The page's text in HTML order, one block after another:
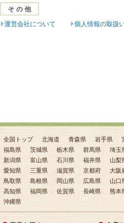
そ の 他
運営会社について
個人情報の取扱
全国トップ 北海道 青森県 岩手県
福島県
茨城県 栃木県 群馬県 埼玉
新潟県
富山県 石川県 福井県 山梨
愛知県
三重県 滋賀県 京都府 大阪
鳥取県
島根県 岡山県 広島県 山口
高知県
福岡県 佐賀県 長崎県 熊本
沖縄県